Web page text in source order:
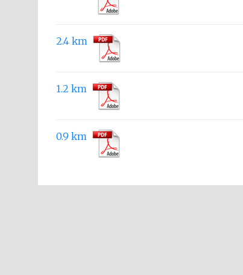
2.4 km
1.2 km
0.9 km